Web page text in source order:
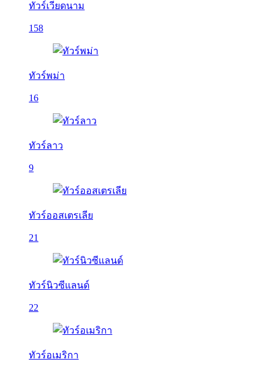
ทัวร์เวียดนาม
158
ทัวร์พม่า
16
ทัวร์ลาว
9
ทัวร์ออสเตรเลีย
21
ทัวร์นิวซีแลนด์
22
ทัวร์อเมริกา